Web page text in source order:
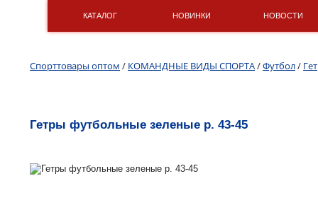
КАТАЛОГ НОВИНКИ НОВОСТИ
Спорттовары оптом / КОМАНДНЫЕ ВИДЫ СПОРТА/Футбол/
Гетры футбольные зеленые р. 43-45